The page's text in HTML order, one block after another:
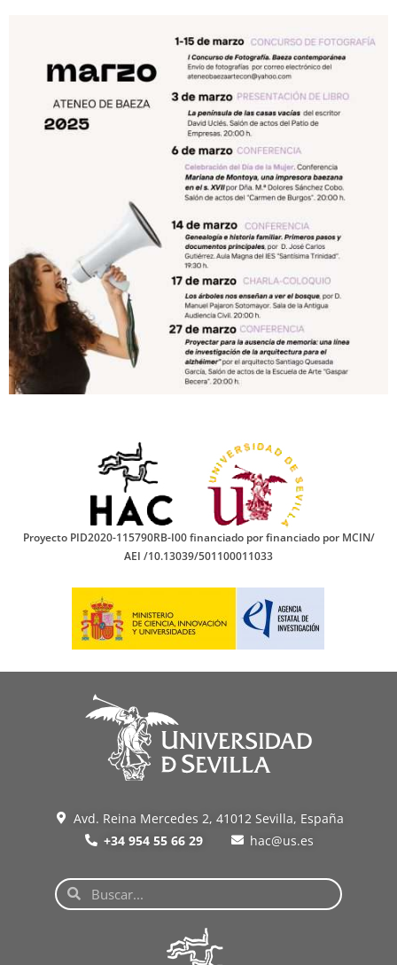
Proyecto PID2020-115790RB-I00 financiado por financiado por MCIN/
AEI /10.13039/501100011033
Avd. Reina Mercedes 2, 41012 Sevilla, España
+34 954 55 66 29
hac@us.es